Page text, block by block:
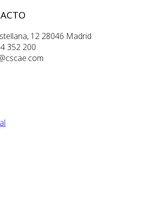
12 28046 Madrid
352 200